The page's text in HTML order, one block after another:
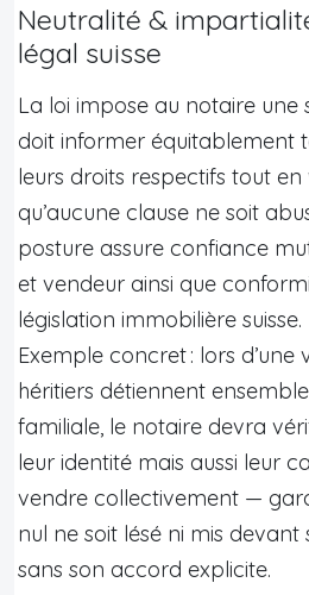
Neutralité &
légal suisse
La loi impose au notaire une
doit informer équitablement
leurs droits respectifs tout
qu’aucune clause ne soit
posture assure confiance
et vendeur ainsi que
législation immobilière suisse.
Exemple concret : lors d’une
héritiers détiennent
familiale, le notaire devra
leur identité mais aussi leur
vendre collectivement —
nul ne soit lésé ni mis devant
sans son accord explicite.